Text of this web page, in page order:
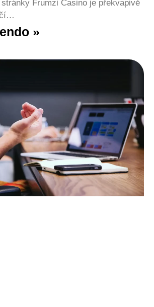
Frumzi Casino je překvapivě
»